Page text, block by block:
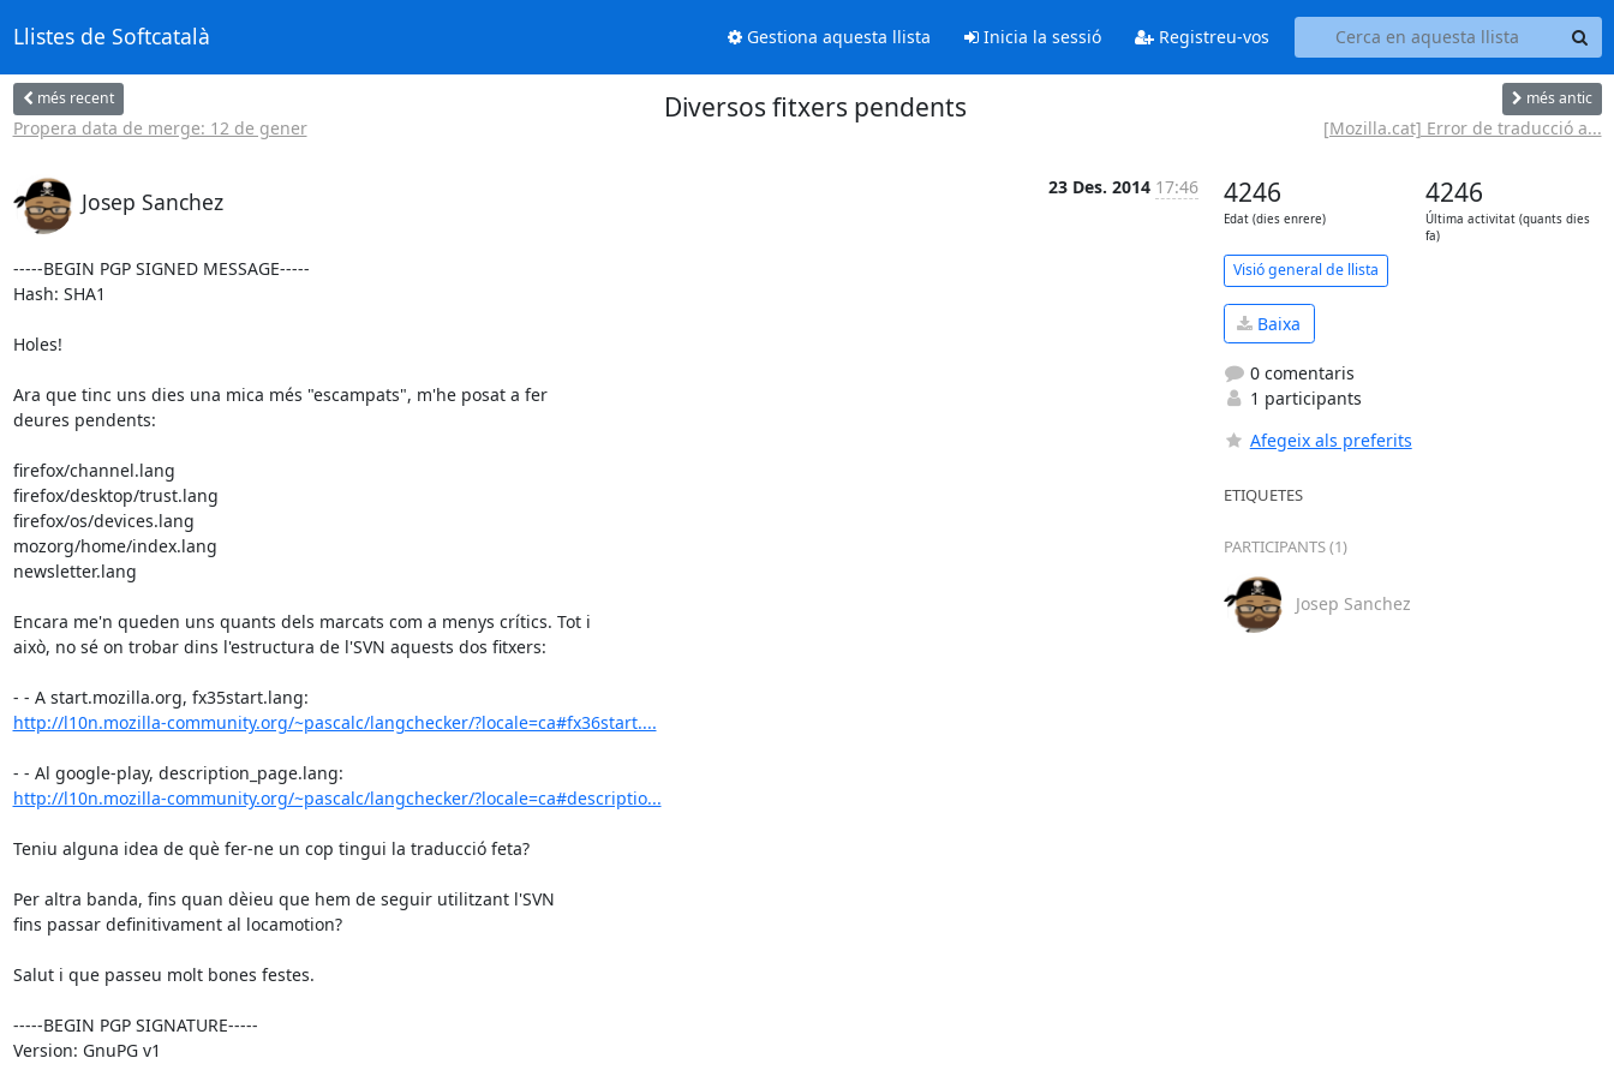
Llistes de Softcatalà Gestiona aquesta llista Inicia la sessió Registreu-vos
més recent
Propera data de merge: 12 de gener
Diversos fitxers pendents més antic
[Mozilla.cat] Error de traducció a...
Josep Sanchez
23 Des. 2014 17:46
-----BEGIN PGP SIGNED MESSAGE-----
Hash: SHA1
Holes!
Ara que tinc uns dies una mica més "escampats", m'he posat a fer
deures pendents:
firefox/channel.lang
firefox/desktop/trust.lang
firefox/os/devices.lang
mozorg/home/index.lang
newsletter.lang
Encara me'n queden uns quants dels marcats com a menys crítics. Tot i
això, no sé on trobar dins l'estructura de l'SVN aquests dos fitxers:
http://l10n.mozilla-community.org/~pascalc/langchecker/?locale=ca#fx36start....
http://l10n.mozilla-community.org/~pascalc/langchecker/?locale=ca#descriptio...
Teniu alguna idea de què fer-ne un cop tingui la traducció feta?
Per altra banda, fins quan dèieu que hem de seguir utilitzant l'SVN
fins passar definitivament al locamotion?
Salut i que passeu molt bones festes.
-----BEGIN PGP SIGNATURE-----
Version: GnuPG v1
4246
Edat (dies enrere)
4246
Última activitat (quants dies
fa)
Visió general de llista
Baixa
0 comentaris
1 participants
Afegeix als preferits
ETIQUETES
PARTICIPANTS (1)
Josep Sanchez